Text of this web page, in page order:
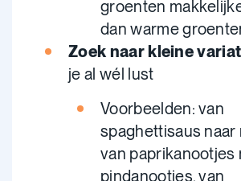
groenten
dan warme
Zoek naar kleine
je al wél lust
Voorbeelden: van
spaghettisaus naar
van paprikanootjes
pindanootjes, van